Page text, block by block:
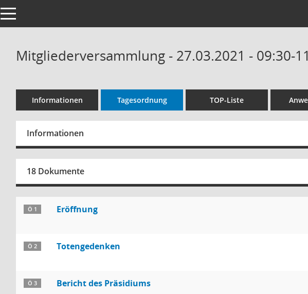
Toggle navigation
Mitgliederversammlung - 27.03.2021 - 09:30-
Informationen Tagesordnung TOP-Liste
Informationen
18 Dokumente
Ö 1 Eröffnung
Ö 2 Totengedenken
Ö 3 Bericht des Präsidiums